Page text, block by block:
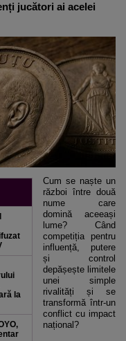
jucători ai acelei
la
Cum se naște un
război între două
nume care
domină aceeași
lume? Când
competiția pentru
influență, putere
și control
depășește limitele
unei simple
rivalități și se
transformă într-un
conflict cu impact
național?